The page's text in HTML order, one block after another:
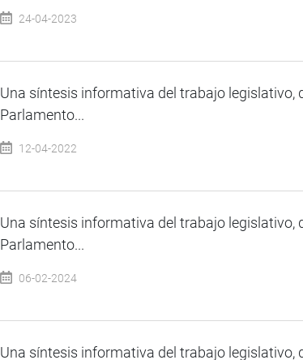
24-04-2023
Una síntesis informativa del trabajo legislativo,
Parlamento...
12-04-2022
Una síntesis informativa del trabajo legislativo,
Parlamento...
06-02-2024
Una síntesis informativa del trabajo legislativo,